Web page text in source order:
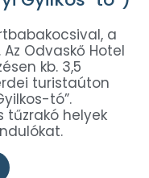
a
Odvaskő Hotel
kb. 3,5
turistaúton
tó”.
tűzrakó helyek